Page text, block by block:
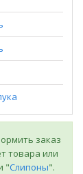
заказ
товара или
"Слипоны".